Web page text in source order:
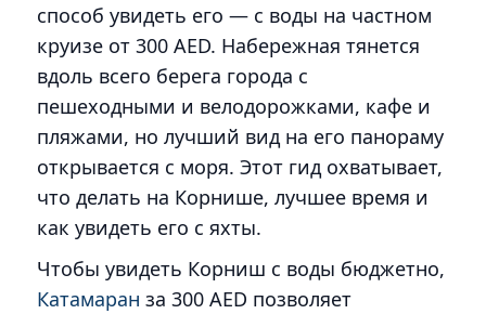
способ увидеть его — с воды на частном
круизе от 300 AED. Набережная тянется
вдоль всего берега города с
пешеходными и велодорожками, кафе и
пляжами, но лучший вид на его панораму
открывается с моря. Этот гид охватывает,
что делать на Корнише, лучшее время и
как увидеть его с яхты.
Чтобы увидеть Корниш с воды бюджетно,
Катамаран за 300 AED позволяет